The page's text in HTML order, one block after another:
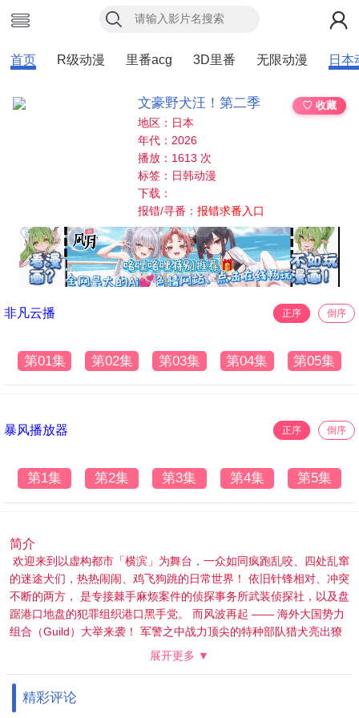
首页 R级动漫 里番acg 3D里番 无限动漫 日本
文豪野犬汪！第二季
♡ 收藏
地区：日本
年代：2026
播放：1613 次
标签：日韩动漫
下载：
报错/寻番：报错求番入口
非凡云播 正序 倒序
第01集 第02集 第03集 第04集 第05集
暴风播放器 正序 倒序
第1集 第2集 第3集 第4集 第5集
简介
欢迎来到以虚构都市「横滨」为舞台，一众如同疯跑乱咬、四处乱窜
的迷途犬们，热热闹闹、鸡飞狗跳的日常世界！ 依旧针锋相对、冲突
不断的两方， 是专接棘手麻烦案件的侦探事务所武装侦探社，以及盘
踞港口地盘的犯罪组织港口黑手党。 而风波再起 —— 海外大国势力
组合（Guild）大举来袭！ 军警之中战力顶尖的特种部队猎犬亮出獠
牙，还有天人五衰步步紧逼，仿佛要将一切引向毁灭……！？ 一群承
作战斗大作 —— 《文豪野犬》。 人气角色们化身迷你模样大闹一场
的搞笑衍生短篇综艺动画， 第二季终于重磅开播！全明星阵容全员集
展开更多 ▼
精彩评论